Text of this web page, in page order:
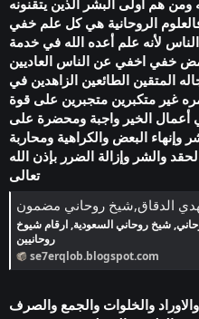
الروحانية هي كل علم خفي
لأنه علم أعده الله في خدمة
خفي اخفي عن الناس العاديين
المتقين الطائعين الزاهدين في
غير متكبرين متجبرين على قوة
أعمال الخير واجبة ومحضرة على
البعض والكراهية ومحاربة
والشر وإزالة الضرر بإذن الله
تعالى
الدقاق,شيخ روحاني مضمون
شيخ روحاني السعودية, ارقام شيوخ
روحانيين
se7erqlob.blogspot.com
والخلوات والجمع والصرف